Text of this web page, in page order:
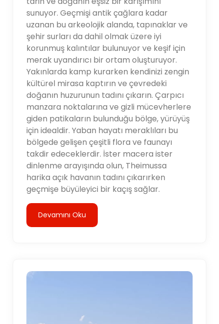
sunuyor. Geçmişi antik çağlara kadar
uzanan bu arkeolojik alanda, tapınaklar ve
şehir surları da dahil olmak üzere iyi
korunmuş kalıntılar bulunuyor ve keşif için
merak uyandırıcı bir ortam oluşturuyor.
Yakınlarda kamp kurarken kendinizi zengin
kültürel mirasa kaptırın ve çevredeki
doğanın huzurunun tadını çıkarın. Çarpıcı
manzara noktalarına ve gizli mücevherlere
giden patikaların bulunduğu bölge, yürüyüş
için idealdir. Yaban hayatı meraklıları bu
bölgede gelişen çeşitli flora ve faunayı
takdir edeceklerdir. İster macera ister
dinlenme arayışında olun, Theimussa
harika açık havanın tadını çıkarırken
geçmişe büyüleyici bir kaçış sağlar.
Devamını Oku